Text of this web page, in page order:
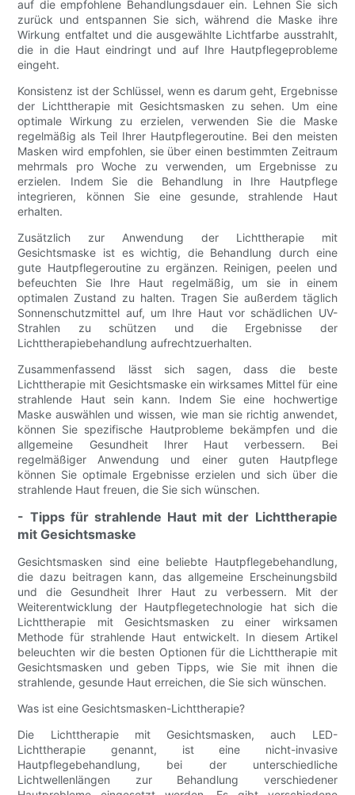
auf die empfohlene Behandlungsdauer ein. Lehnen Sie sich
zurück und entspannen Sie sich, während die Maske ihre
Wirkung entfaltet und die ausgewählte Lichtfarbe ausstrahlt,
die in die Haut eindringt und auf Ihre Hautpflegeprobleme
eingeht.
Konsistenz ist der Schlüssel, wenn es darum geht, Ergebnisse
der Lichttherapie mit Gesichtsmasken zu sehen. Um eine
optimale Wirkung zu erzielen, verwenden Sie die Maske
regelmäßig als Teil Ihrer Hautpflegeroutine. Bei den meisten
Masken wird empfohlen, sie über einen bestimmten Zeitraum
mehrmals pro Woche zu verwenden, um Ergebnisse zu
erzielen. Indem Sie die Behandlung in Ihre Hautpflege
integrieren, können Sie eine gesunde, strahlende Haut
erhalten.
Zusätzlich zur Anwendung der Lichttherapie mit
Gesichtsmaske ist es wichtig, die Behandlung durch eine
gute Hautpflegeroutine zu ergänzen. Reinigen, peelen und
befeuchten Sie Ihre Haut regelmäßig, um sie in einem
optimalen Zustand zu halten. Tragen Sie außerdem täglich
Sonnenschutzmittel auf, um Ihre Haut vor schädlichen UV-
Strahlen zu schützen und die Ergebnisse der
Lichttherapiebehandlung aufrechtzuerhalten.
Zusammenfassend lässt sich sagen, dass die beste
Lichttherapie mit Gesichtsmaske ein wirksames Mittel für eine
strahlende Haut sein kann. Indem Sie eine hochwertige
Maske auswählen und wissen, wie man sie richtig anwendet,
können Sie spezifische Hautprobleme bekämpfen und die
allgemeine Gesundheit Ihrer Haut verbessern. Bei
regelmäßiger Anwendung und einer guten Hautpflege
können Sie optimale Ergebnisse erzielen und sich über die
strahlende Haut freuen, die Sie sich wünschen.
- Tipps für strahlende Haut mit der Lichttherapie
mit Gesichtsmaske
Gesichtsmasken sind eine beliebte Hautpflegebehandlung,
die dazu beitragen kann, das allgemeine Erscheinungsbild
und die Gesundheit Ihrer Haut zu verbessern. Mit der
Weiterentwicklung der Hautpflegetechnologie hat sich die
Lichttherapie mit Gesichtsmasken zu einer wirksamen
Methode für strahlende Haut entwickelt. In diesem Artikel
beleuchten wir die besten Optionen für die Lichttherapie mit
Gesichtsmasken und geben Tipps, wie Sie mit ihnen die
strahlende, gesunde Haut erreichen, die Sie sich wünschen.
Was ist eine Gesichtsmasken-Lichttherapie?
Die Lichttherapie mit Gesichtsmasken, auch LED-
Lichttherapie genannt, ist eine nicht-invasive
Hautpflegebehandlung, bei der unterschiedliche
Lichtwellenlängen zur Behandlung verschiedener